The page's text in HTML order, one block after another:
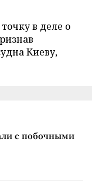
в деле о
Киеву,
с побочными